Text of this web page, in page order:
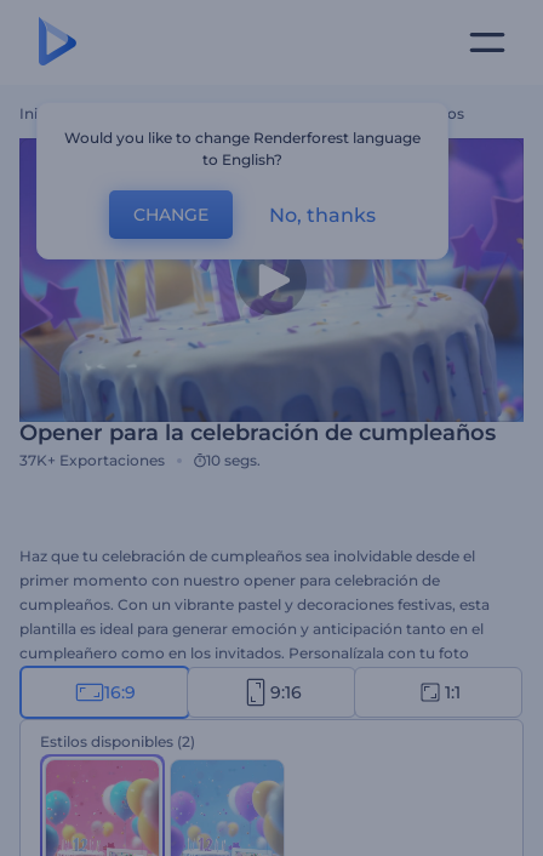
Inicio Opener Para La Celebración De Cumpleaños
Opener para la celebración de cumpleaños
37K+ Exportaciones 10 segs.
Haz que tu celebración de cumpleaños sea inolvidable desde el
primer momento con nuestro opener para celebración de
cumpleaños. Con un vibrante pastel y decoraciones festivas, esta
plantilla es ideal para generar emoción y anticipación tanto en el
cumpleañero como en los invitados. Personalízala con tu foto
favorita, mensajes emotivos y una animada pista musical para crear
una introducción única a tu celebración. Perfecta para aperturas de
fiestas de cumpleaños, tarjetas de felicitación, videos de invitación
y mucho más. ¡Pruébala ahora y haz que tu fiesta sea memorable!
16:9 9:16 1:1
Estilos disponibles (2)
Would you like to change Renderforest language
to English?
CHANGE No, thanks